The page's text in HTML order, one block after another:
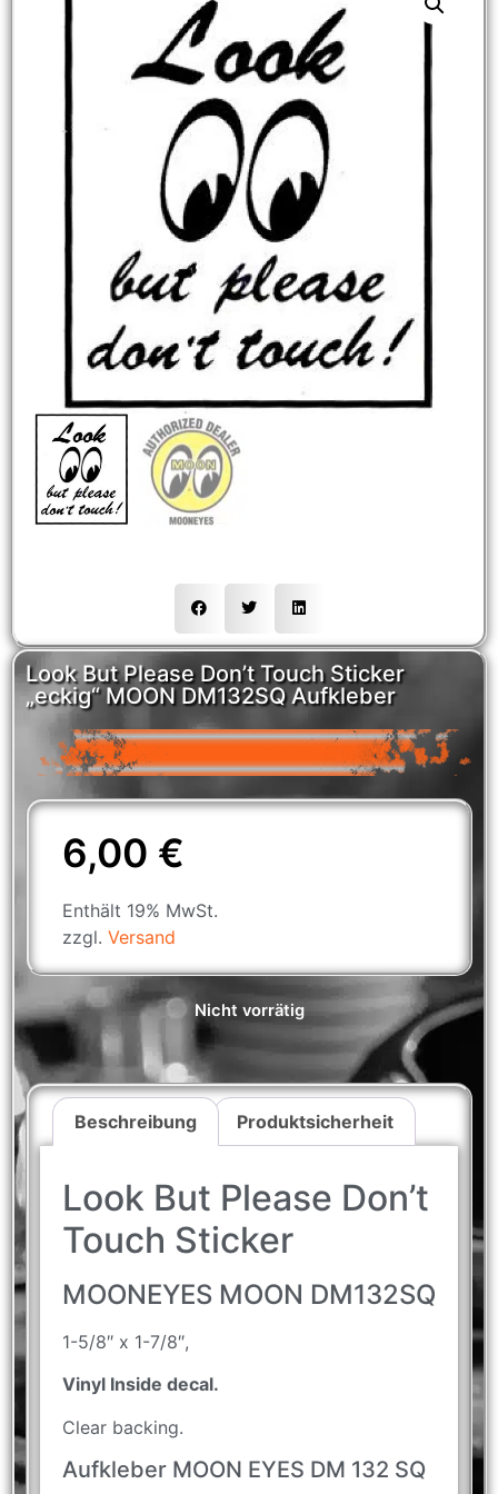
HOT
Look But Please Don’t Touch Sticker
„eckig“ MOON DM132SQ Aufkleber
6,00 €
Enthält 19% MwSt.
zzgl. Versand
Nicht vorrätig
Beschreibung Produktsicherheit
Look But Please Don’t
Touch Sticker
MOONEYES MOON DM132SQ
1-5/8″ x 1-7/8″,
Vinyl Inside decal.
Clear backing.
Aufkleber MOON EYES DM 132 SQ